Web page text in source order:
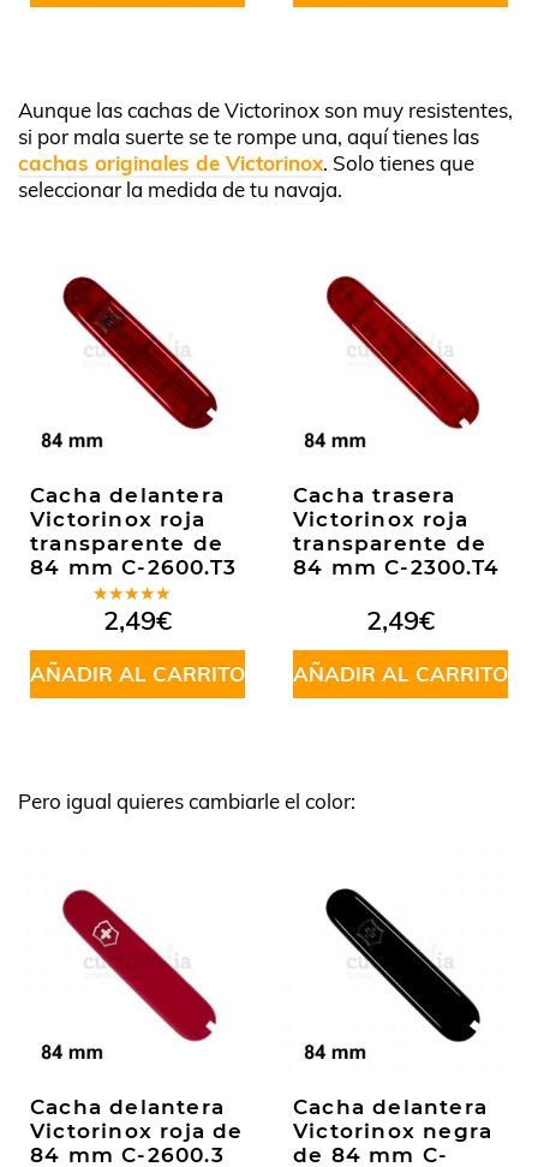
Aunque las cachas de Victorinox son muy resistentes,
si por mala suerte se te rompe una, aquí tienes las
cachas originales de Victorinox. Solo tienes que
seleccionar la medida de tu navaja.
Cacha delantera
Victorinox roja
transparente de
84 mm C-2600.T3
Valorado
en5.00de
5
2,49€
AÑADIR AL CARRITO
Cacha trasera
Victorinox roja
transparente de
84 mm C-2300.T4
2,49€
AÑADIR AL CARRITO
Pero igual quieres cambiarle el color:
Cacha delantera
Victorinox roja de
84 mm C-2600.3
Cacha delantera
Victorinox negra
de 84 mm C-